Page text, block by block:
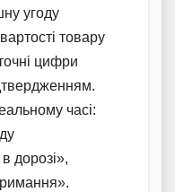
угоду
товару
цифри
часі:
дорозі»,